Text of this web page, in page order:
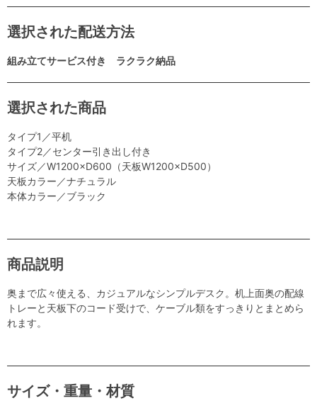
選択された配送方法
組み立てサービス付き ラクラク納品
選択された商品
タイプ1／平机
タイプ2／センター引き出し付き
サイズ／W1200×D600（天板W1200×D500）
天板カラー／ナチュラル
本体カラー／ブラック
商品説明
奥まで広々使える、カジュアルなシンプルデスク。机上面奥の配線
トレーと天板下のコード受けで、ケーブル類をすっきりとまとめら
れます。
サイズ・重量・材質